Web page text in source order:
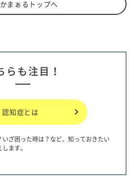
まぁるトップへ
らも注目！
認知症とは
ざ困った時は？など、知っておきたい
ます。